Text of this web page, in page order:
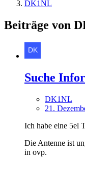
DK1NL
Beiträge von
Suche
DK1NL
21.
Ich habe eine 5el
Die Antenne ist
in ovp.